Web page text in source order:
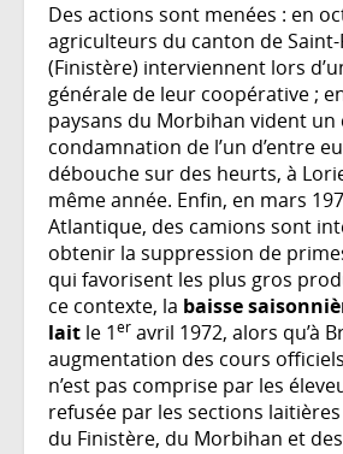
Des actions sont menées : en
agriculteurs du canton de Saint-
(Finistère) interviennent lors
générale de leur coopérative ;
paysans du Morbihan vident un
condamnation de l’un d’entre
débouche sur des heurts, à
même année. Enfin, en mars
Atlantique, des camions sont
obtenir la suppression de
qui favorisent les plus gros
ce contexte, la baisse
lait le 1er avril 1972, alors qu’à
augmentation des cours
n’est pas comprise par les
refusée par les sections
du Finistère, du Morbihan et